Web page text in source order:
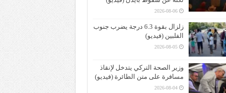
2026-08-06
زلزال بقوة 6.3 درجة يضرب جنوب
الفلبين (فيديو)
2026-08-05
وزير الصحة التركي يتدخل لإنقاذ
مسافرة على متن الطائرة (فيديو)
2026-08-04